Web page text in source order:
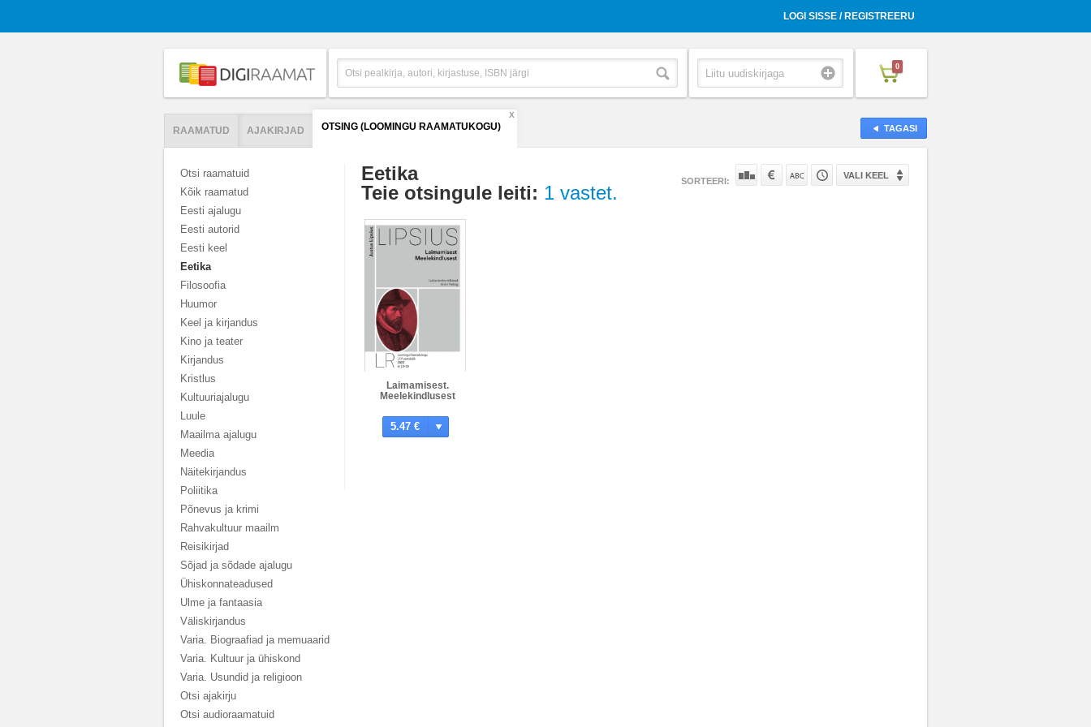
LOGI SISSE / REGISTREERU
0
TAGASI
RAAMATUD AJAKIRJAD OTSING (LOOMINGU RAAMATUKOGU)
X
Otsi raamatuid
Kõik raamatud
Eesti ajalugu
Eesti autorid
Eesti keel
Eetika
Filosoofia
Huumor
Keel ja kirjandus
Kino ja teater
Kirjandus
Kristlus
Kultuuriajalugu
Luule
Maailma ajalugu
Meedia
Näitekirjandus
Poliitika
Põnevus ja krimi
Rahvakultuur maailm
Reisikirjad
Sõjad ja sõdade ajalugu
Ühiskonnateadused
Ulme ja fantaasia
Väliskirjandus
Varia. Biograafiad ja memuaarid
Varia. Kultuur ja ühiskond
Varia. Usundid ja religioon
Otsi ajakirju
Otsi audioraamatuid
Eetika
Teie otsingule leiti: 1 vastet.
SORTEERI:
VALI KEEL
Laimamisest.
Meelekindlusest
5.47 €